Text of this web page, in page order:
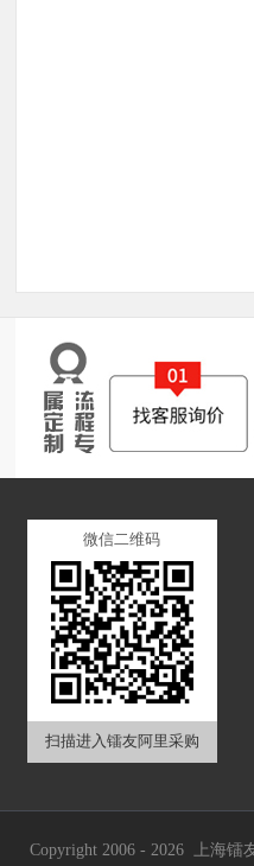
微信二维码
扫描进入镭友阿里采购
Copyright 2006 - 2026 上海